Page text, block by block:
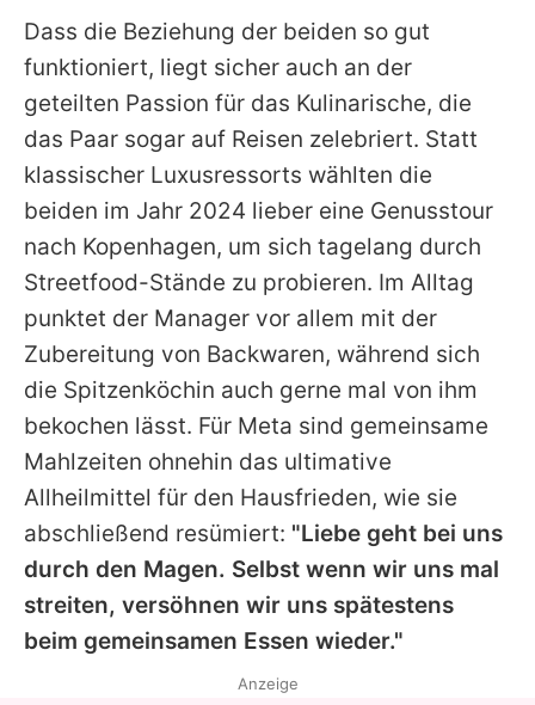
Dass die Beziehung der beiden so gut
funktioniert, liegt sicher auch an der
geteilten Passion für das Kulinarische, die
das Paar sogar auf Reisen zelebriert. Statt
klassischer Luxusressorts wählten die
beiden im Jahr 2024 lieber eine Genusstour
nach Kopenhagen, um sich tagelang durch
Streetfood-Stände zu probieren. Im Alltag
punktet der Manager vor allem mit der
Zubereitung von Backwaren, während sich
die Spitzenköchin auch gerne mal von ihm
bekochen lässt. Für Meta sind gemeinsame
Mahlzeiten ohnehin das ultimative
Allheilmittel für den Hausfrieden, wie sie
abschließend resümiert: "Liebe geht bei uns
durch den Magen. Selbst wenn wir uns mal
streiten, versöhnen wir uns spätestens
beim gemeinsamen Essen wieder."
Anzeige